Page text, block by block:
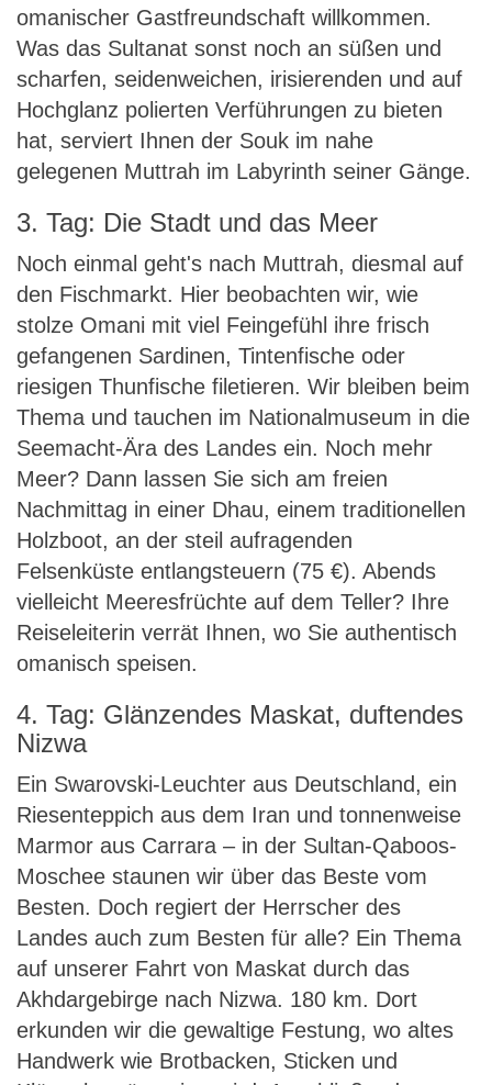
omanischer Gastfreundschaft willkommen.
Was das Sultanat sonst noch an süßen und
scharfen, seidenweichen, irisierenden und auf
Hochglanz polierten Verführungen zu bieten
hat, serviert Ihnen der Souk im nahe
gelegenen Muttrah im Labyrinth seiner Gänge.
3. Tag: Die Stadt und das Meer
Noch einmal geht's nach Muttrah, diesmal auf
den Fischmarkt. Hier beobachten wir, wie
stolze Omani mit viel Feingefühl ihre frisch
gefangenen Sardinen, Tintenfische oder
riesigen Thunfische filetieren. Wir bleiben beim
Thema und tauchen im Nationalmuseum in die
Seemacht-Ära des Landes ein. Noch mehr
Meer? Dann lassen Sie sich am freien
Nachmittag in einer Dhau, einem traditionellen
Holzboot, an der steil aufragenden
Felsenküste entlangsteuern (75 €). Abends
vielleicht Meeresfrüchte auf dem Teller? Ihre
Reiseleiterin verrät Ihnen, wo Sie authentisch
omanisch speisen.
4. Tag: Glänzendes Maskat, duftendes
Nizwa
Ein Swarovski-Leuchter aus Deutschland, ein
Riesenteppich aus dem Iran und tonnenweise
Marmor aus Carrara – in der Sultan-Qaboos-
Moschee staunen wir über das Beste vom
Besten. Doch regiert der Herrscher des
Landes auch zum Besten für alle? Ein Thema
auf unserer Fahrt von Maskat durch das
Akhdargebirge nach Nizwa. 180 km. Dort
erkunden wir die gewaltige Festung, wo altes
Handwerk wie Brotbacken, Sticken und